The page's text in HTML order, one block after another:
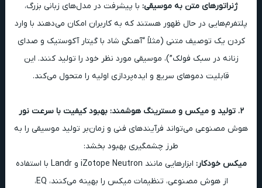
ژنراتورهای متن به موسیقی: با پیشرفت در مدل‌های زبانی بزرگ،
پلتفرم‌هایی در حال ظهور هستند که به کاربران امکان می‌دهند با وارد
کردن یک توصیف متنی (مثلاً “آهنگی شاد با گیتار آکوستیک و صدای
زنانه در سبک فولک”)، موسیقی مورد نظر خود را تولید کنند. این
قابلیت دموهای سریع و ایده‌پردازی اولیه را متحول می‌کند.
۲. تولید و میکس و مسترینگ هوشمند: بهبود کیفیت با سرعت نور
هوش مصنوعی می‌تواند فرآیندهای فنی و زمان‌بر تولید موسیقی را به
طرز چشمگیری بهبود بخشد:
میکس خودکار:
ابزارهایی مانند iZotope Neutron و Landr با استفاده
از هوش مصنوعی، تنظیمات میکس را بهینه می‌کنند، EQ،